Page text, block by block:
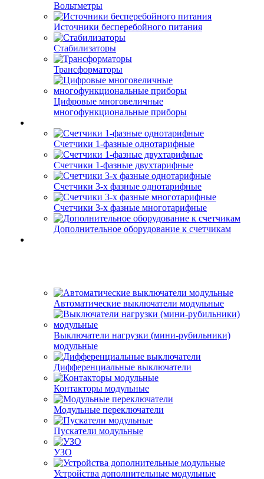
Вольтметры
Источники бесперебойного питания
Стабилизаторы
Трансформаторы
Цифровые многовеличные
многофункциональные приборы
Счетчики 1-фазные однотарифные
Счетчики 1-фазные двухтарифные
Счетчики 3-х фазные однотарифные
Счетчики 3-х фазные многотарифные
Дополнительное оборудование к счетчикам
Автоматические выключатели модульные
Выключатели нагрузки (мини-рубильники)
модульные
Дифференциальные выключатели
Контакторы модульные
Модульные переключатели
Пускатели модульные
УЗО
Устройства дополнительные модульные